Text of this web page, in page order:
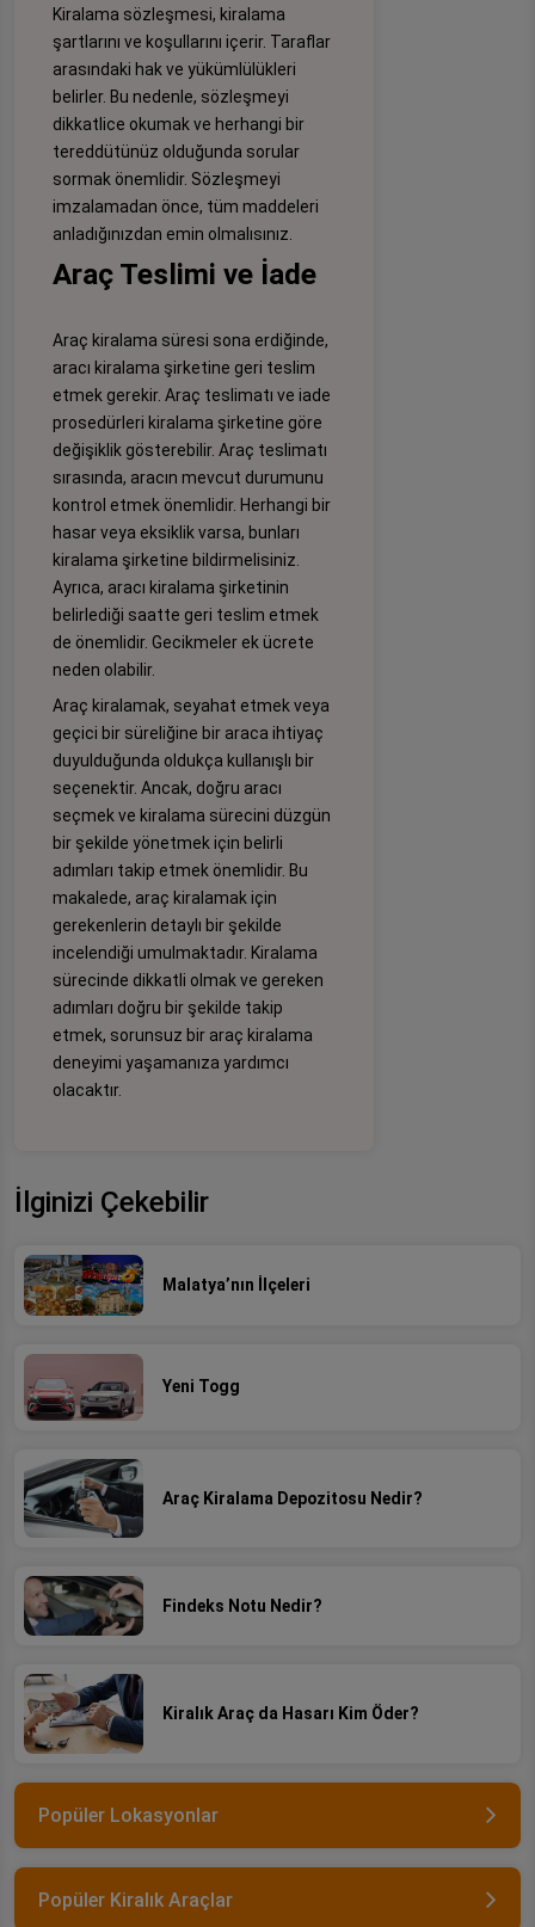
Kiralama sözleşmesi, kiralama
şartlarını ve koşullarını içerir. Taraflar
arasındaki hak ve yükümlülükleri
belirler. Bu nedenle, sözleşmeyi
dikkatlice okumak ve herhangi bir
tereddütünüz olduğunda sorular
sormak önemlidir. Sözleşmeyi
imzalamadan önce, tüm maddeleri
anladığınızdan emin olmalısınız.
Araç Teslimi ve İade
Araç kiralama süresi sona erdiğinde,
aracı kiralama şirketine geri teslim
etmek gerekir. Araç teslimatı ve iade
prosedürleri kiralama şirketine göre
değişiklik gösterebilir. Araç teslimatı
sırasında, aracın mevcut durumunu
kontrol etmek önemlidir. Herhangi bir
hasar veya eksiklik varsa, bunları
kiralama şirketine bildirmelisiniz.
Ayrıca, aracı kiralama şirketinin
belirlediği saatte geri teslim etmek
de önemlidir. Gecikmeler ek ücrete
neden olabilir.
Araç kiralamak, seyahat etmek veya
geçici bir süreliğine bir araca ihtiyaç
duyulduğunda oldukça kullanışlı bir
seçenektir. Ancak, doğru aracı
seçmek ve kiralama sürecini düzgün
bir şekilde yönetmek için belirli
adımları takip etmek önemlidir. Bu
makalede, araç kiralamak için
gerekenlerin detaylı bir şekilde
incelendiği umulmaktadır. Kiralama
sürecinde dikkatli olmak ve gereken
adımları doğru bir şekilde takip
etmek, sorunsuz bir araç kiralama
deneyimi yaşamanıza yardımcı
olacaktır.
İlginizi Çekebilir
Malatya’nın İlçeleri
Yeni Togg
Araç Kiralama Depozitosu Nedir?
Findeks Notu Nedir?
Kiralık Araç da Hasarı Kim Öder?
Popüler Lokasyonlar
Popüler Kiralık Araçlar